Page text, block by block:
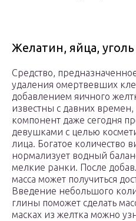
Желатин, яйца, уголь
Средство,
удаления омертвевших
добавлением яичного
известны с давних
компонент даже сегодня
девушками с целью
лица. Богатое количество
нормализует водный
мелкие ранки. После
масса может получиться
Введение небольшого
глины поможет сделать
масках из желтка можно